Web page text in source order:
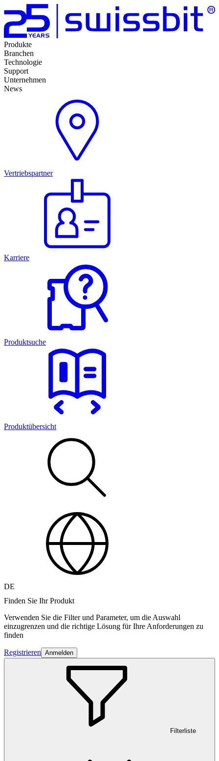
Produkte
Branchen
Technologie
Support
Unternehmen
News
Vertriebspartner
Karriere
Produktsuche
Produktübersicht
DE
Finden Sie Ihr Produkt
Verwenden Sie die Filter und Parameter, um die Auswahl
einzugrenzen und die richtige Lösung für Ihre Anforderungen zu
finden
Registrieren Anmelden
Filterliste